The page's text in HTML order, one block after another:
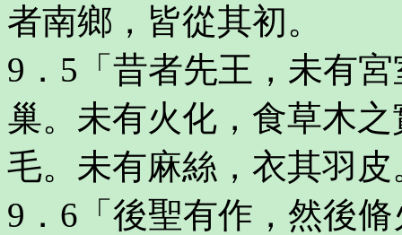
者南鄉，皆從其初。
9．5「昔者先王，未有
巢。未有火化，食草木
毛。未有麻絲，衣其羽皮
9．6「後聖有作，然後